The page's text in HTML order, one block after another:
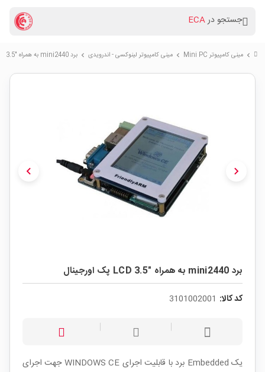
جستجو درECA
chevron_right مینی کامپیوتر Mini PC chevron_right مینی کامپیوتر لینوکسی - اندرویدی chevron_right برد mini2440 به همراه "LCD 3.5 پک اورجینال
chevron_left chevron_right
برد mini2440 به همراه "LCD 3.5 پک اورجینال
کد کالا: 3101002001
یک Embedded برد با قابلیت اجرای WINDOWS CE جهت اجرای